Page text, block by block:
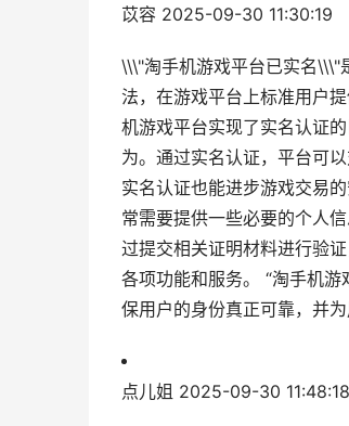
苡容 2025-09-30 11:30:19
\\\"淘手机游戏平台已实名\\\"
法，在游戏平台上标准用户
机游戏平台实现了实名认证
为。通过实名认证，平台可
实名认证也能进步游戏交易
常需要提供一些必要的个人
过提交相关证明材料进行验
各项功能和服务。 “淘手机
保用户的身份真正可靠，并
点儿姐 2025-09-30 11:48:18